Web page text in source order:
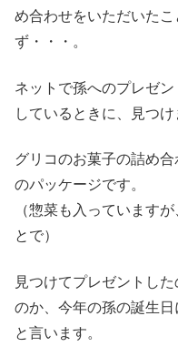
め合わせをいただいた
ず・・・。
ネットで孫へのプレゼ
しているときに、見つけ
グリコのお菓子の詰め
のパッケージです。
（惣菜も入っています
とで）
見つけてプレゼントし
のか、今年の孫の誕生日
と言います。